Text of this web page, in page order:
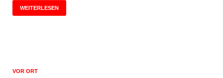
WEITERLESEN
VOR ORT